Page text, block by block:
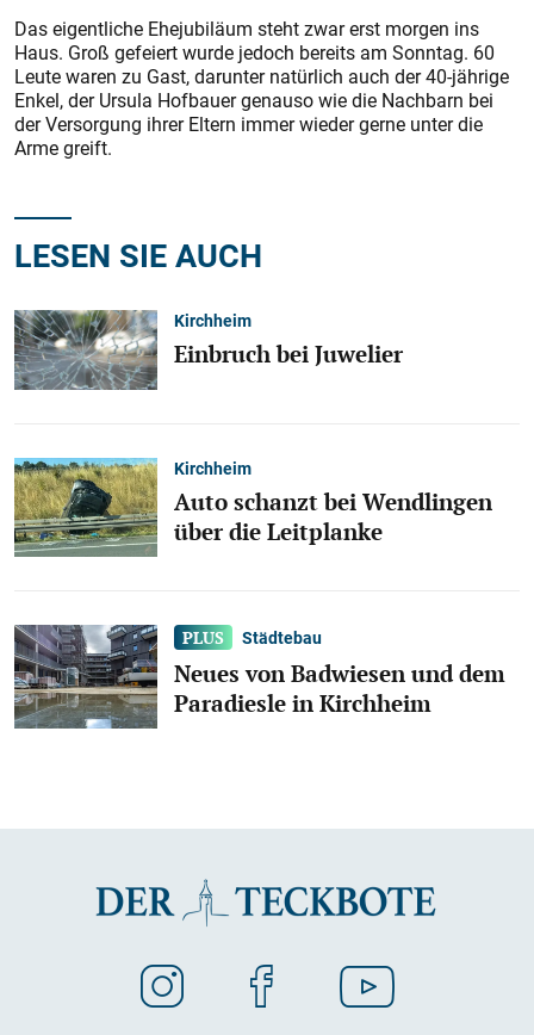
Das eigentliche Ehejubiläum steht zwar erst morgen ins
Haus. Groß gefeiert wurde jedoch bereits am Sonntag. 60
Leute waren zu Gast, darunter natürlich auch der 40-jährige
Enkel, der Ursula Hofbauer genauso wie die Nachbarn bei
der Versorgung ihrer Eltern immer wieder gerne unter die
Arme greift.
LESEN SIE AUCH
Kirchheim
Einbruch bei Juwelier
Kirchheim
Auto schanzt bei Wendlingen
über die Leitplanke
Städtebau
Neues von Badwiesen und dem
Paradiesle in Kirchheim